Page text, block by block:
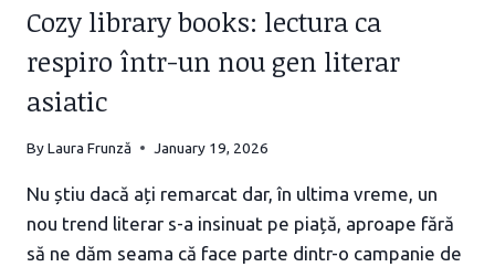
Cozy library books: lectura ca
respiro într-un nou gen literar
asiatic
ByLaura Frunză January 19, 2026
Nu știu dacă ați remarcat dar, în ultima vreme, un
nou trend literar s-a insinuat pe piață, aproape fără
să ne dăm seama că face parte dintr-o campanie de